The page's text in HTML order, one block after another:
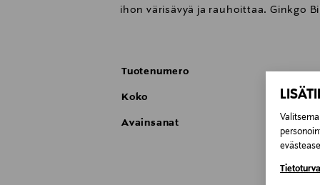
ihon värisävyä ja rauhoittaa. Ginkgo
KÄYTTÖ: Aamuin illoin puhdistetulle
Tuotenumero
Koko
Avainsanat